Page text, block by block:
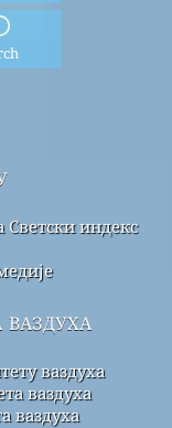
Светски индекс
ваздуха
ваздуха
ваздуха